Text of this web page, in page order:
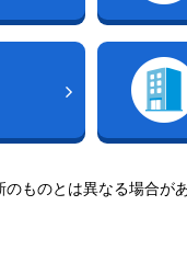
ものとは異なる場合が